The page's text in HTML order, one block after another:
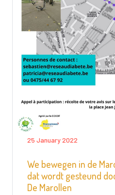
25 January 2022
We bewegen in de
dat wordt gesteund
De Marollen